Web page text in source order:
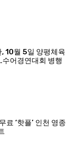
10월 5일 양평체육
어경연대회 병행
료 ‘핫플’ 인천 영종